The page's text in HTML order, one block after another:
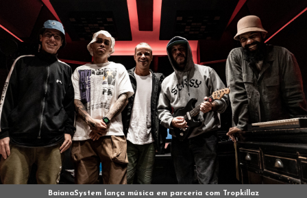
BaianaSystem lança música em parceria com Tropkillaz